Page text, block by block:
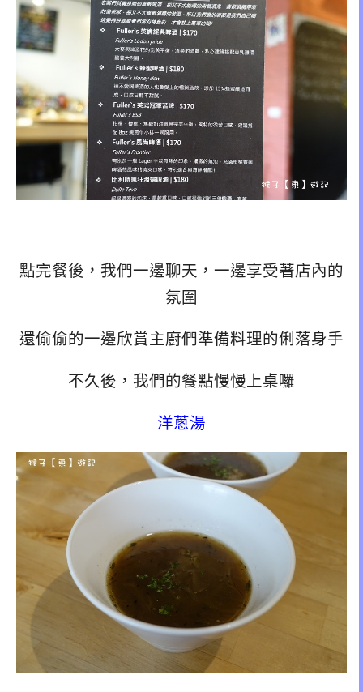
點完餐後，我們一邊聊天，一邊享受著店內的
氛圍
還偷偷的一邊欣賞主廚們準備料理的俐落身手
不久後，我們的餐點慢慢上桌囉
洋蔥湯